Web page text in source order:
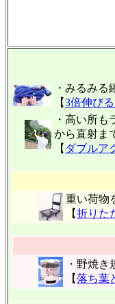
・みるみる
【3倍伸び
・高い所も
から直射ま
【 ダブルア
重い荷物
【折りた
・野焼
【落ち葉